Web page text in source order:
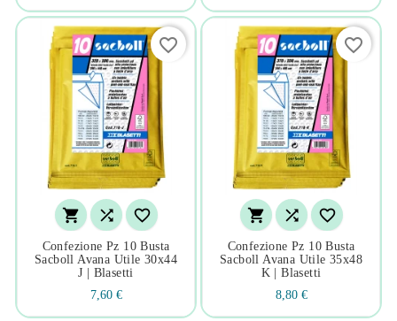
  
Confezione Pz 10 Busta
Sacboll Avana Utile 30x44
J | Blasetti
7,60 €
favorite_border
  
Confezione Pz 10 Busta
Sacboll Avana Utile 35x48
K | Blasetti
8,80 €
favorite_border